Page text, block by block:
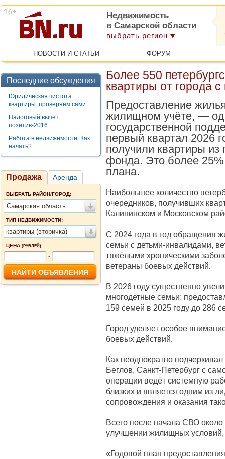
Недвижимость
в Самарской области
выбрать регион
НОВОСТИ И СТАТЬИ ФОРУМ
Последние обсуждения
Юридическая чистота
квартиры: проверяем сами
Налоговый вычет:
позитив-2016
Работа в недвижимости. Как
начать?
Продажа Аренда
ВЫБРАТЬ РАЙОН/ГОРОД:
Самарская область
ТИП НЕДВИЖИМОСТИ:
квартиры (вторичка)
ЦЕНА (РУБЛЕЙ):
-
Более 550
квартиры от города с
Предоставление
жилищном учёте, —
государственной
первый квартал 2026
получили квартиры из
фонда. Это более
плана.
Наибольшее количество
очередников, получивших
Калининском и Московском
С 2024 года в год обращения
семьи с детьми-инвалидами,
тяжёлыми хроническими
ветераны боевых действий.
В 2026 году существенно
многодетные семьи:
159 семей в 2025 году до 286
Город уделяет особое
боевых действий.
Как неоднократно
Беглов, Санкт-Петербург с
операции ведёт системную
близких и является одним из
сопровождения и оказания
Всего после начала СВО
улучшении жилищных условий,
«Годовой план